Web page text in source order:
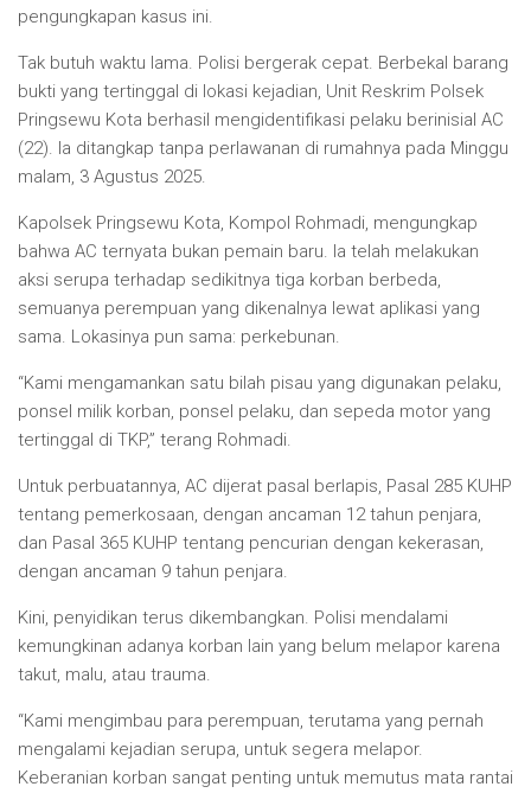
pengungkapan kasus ini.
Tak butuh waktu lama. Polisi bergerak cepat. Berbekal barang
bukti yang tertinggal di lokasi kejadian, Unit Reskrim Polsek
Pringsewu Kota berhasil mengidentifikasi pelaku berinisial AC
(22). Ia ditangkap tanpa perlawanan di rumahnya pada Minggu
malam, 3 Agustus 2025.
Kapolsek Pringsewu Kota, Kompol Rohmadi, mengungkap
bahwa AC ternyata bukan pemain baru. Ia telah melakukan
aksi serupa terhadap sedikitnya tiga korban berbeda,
semuanya perempuan yang dikenalnya lewat aplikasi yang
sama. Lokasinya pun sama: perkebunan.
“Kami mengamankan satu bilah pisau yang digunakan pelaku,
ponsel milik korban, ponsel pelaku, dan sepeda motor yang
tertinggal di TKP,” terang Rohmadi.
Untuk perbuatannya, AC dijerat pasal berlapis, Pasal 285 KUHP
tentang pemerkosaan, dengan ancaman 12 tahun penjara,
dan Pasal 365 KUHP tentang pencurian dengan kekerasan,
dengan ancaman 9 tahun penjara.
Kini, penyidikan terus dikembangkan. Polisi mendalami
kemungkinan adanya korban lain yang belum melapor karena
takut, malu, atau trauma.
“Kami mengimbau para perempuan, terutama yang pernah
mengalami kejadian serupa, untuk segera melapor.
Keberanian korban sangat penting untuk memutus mata rantai